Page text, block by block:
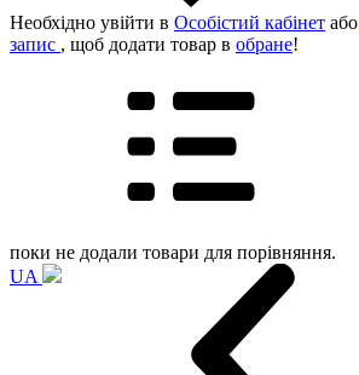
Необхідно увійти в Особістий кабінет або
запис , щоб додати товар в обране!
поки не додали товари для порівняння.
UA